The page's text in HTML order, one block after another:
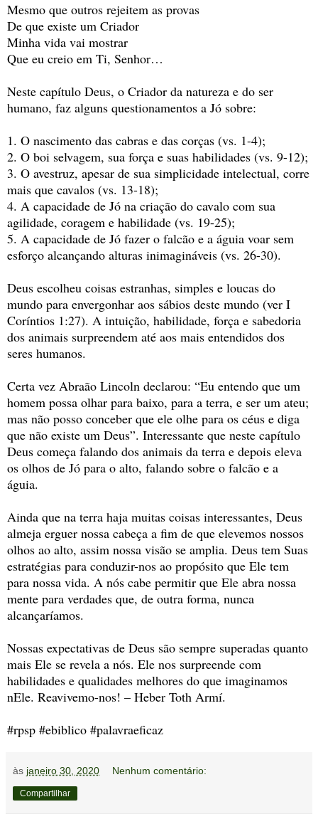
Mesmo que outros rejeitem as provas
De que existe um Criador
Minha vida vai mostrar
Que eu creio em Ti, Senhor…
Neste capítulo Deus, o Criador da natureza e do ser
humano, faz alguns questionamentos a Jó sobre:
1. O nascimento das cabras e das corças (vs. 1-4);
2. O boi selvagem, sua força e suas habilidades (vs. 9-12);
3. O avestruz, apesar de sua simplicidade intelectual, corre
mais que cavalos (vs. 13-18);
4. A capacidade de Jó na criação do cavalo com sua
agilidade, coragem e habilidade (vs. 19-25);
5. A capacidade de Jó fazer o falcão e a águia voar sem
esforço alcançando alturas inimagináveis (vs. 26-30).
Deus escolheu coisas estranhas, simples e loucas do
mundo para envergonhar aos sábios deste mundo (ver I
Coríntios 1:27). A intuição, habilidade, força e sabedoria
dos animais surpreendem até aos mais entendidos dos
seres humanos.
Certa vez Abraão Lincoln declarou: “Eu entendo que um
homem possa olhar para baixo, para a terra, e ser um ateu;
mas não posso conceber que ele olhe para os céus e diga
que não existe um Deus”. Interessante que neste capítulo
Deus começa falando dos animais da terra e depois eleva
os olhos de Jó para o alto, falando sobre o falcão e a
águia.
Ainda que na terra haja muitas coisas interessantes, Deus
almeja erguer nossa cabeça a fim de que elevemos nossos
olhos ao alto, assim nossa visão se amplia. Deus tem Suas
estratégias para conduzir-nos ao propósito que Ele tem
para nossa vida. A nós cabe permitir que Ele abra nossa
mente para verdades que, de outra forma, nunca
alcançaríamos.
Nossas expectativas de Deus são sempre superadas quanto
mais Ele se revela a nós. Ele nos surpreende com
habilidades e qualidades melhores do que imaginamos
nEle. Reavivemo-nos! – Heber Toth Armí.
#rpsp #ebiblico #palavraeficaz
às janeiro 30, 2020 Nenhum comentário:
Compartilhar